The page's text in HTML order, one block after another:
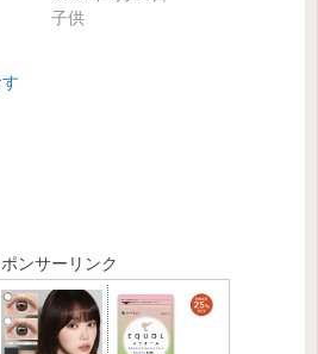
子供
ンサーリンク